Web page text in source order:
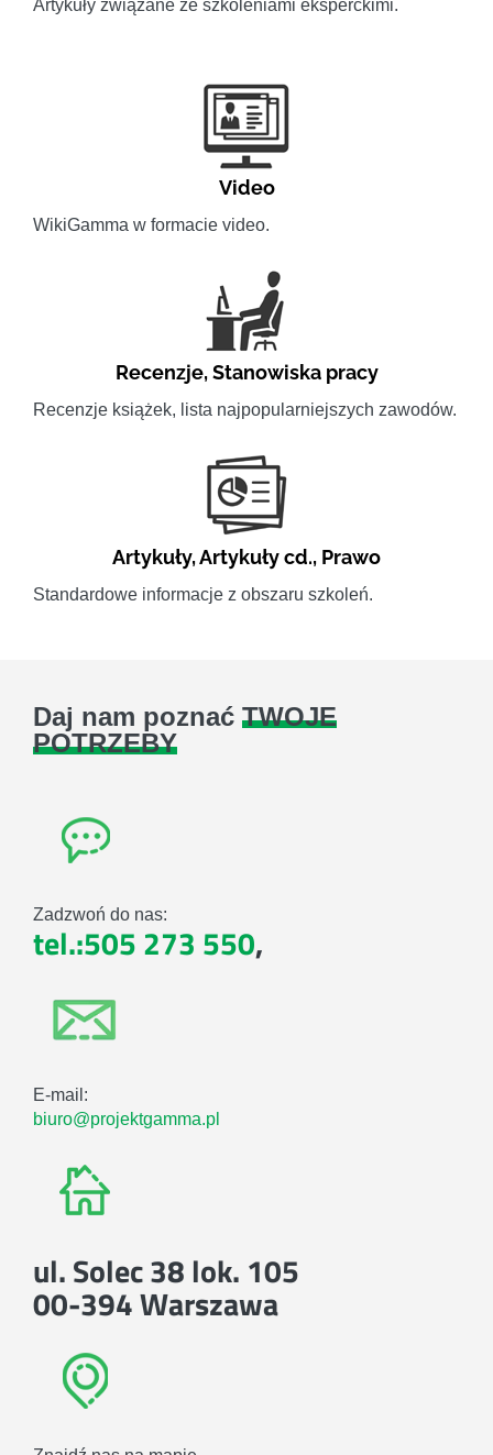
Artykuły związane ze szkoleniami eksperckimi.
Video
WikiGamma w formacie video.
Recenzje,Stanowiska pracy
Recenzje książek, lista najpopularniejszych zawodów.
Artykuły,Artykuły cd., Prawo
Standardowe informacje z obszaru szkoleń.
Daj nam poznać TWOJE
POTRZEBY
Zadzwoń do nas:
tel.:505 273 550,
E-mail:
biuro@projektgamma.pl
ul. Solec 38 lok. 105
00-394 Warszawa